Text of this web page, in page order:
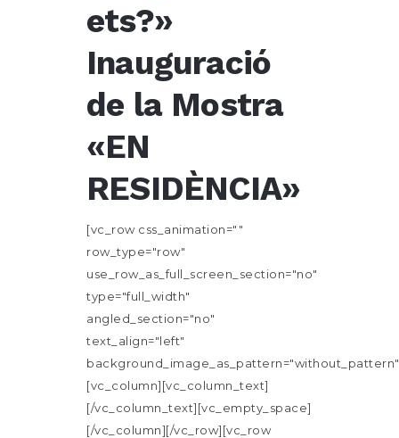
ets?»
Inauguració
de la Mostra
«EN
RESIDÈNCIA»
[vc_row css_animation=""
row_type="row"
use_row_as_full_screen_section="no"
type="full_width"
angled_section="no"
text_align="left"
[vc_column][vc_column_text]
[/vc_column_text][vc_empty_space]
[/vc_column][/vc_row][vc_row